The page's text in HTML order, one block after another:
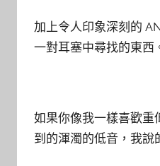
加上令人印象深刻的
一對耳塞中尋找的東西
如果你像我一樣喜歡重
到的渾濁的低音，我說